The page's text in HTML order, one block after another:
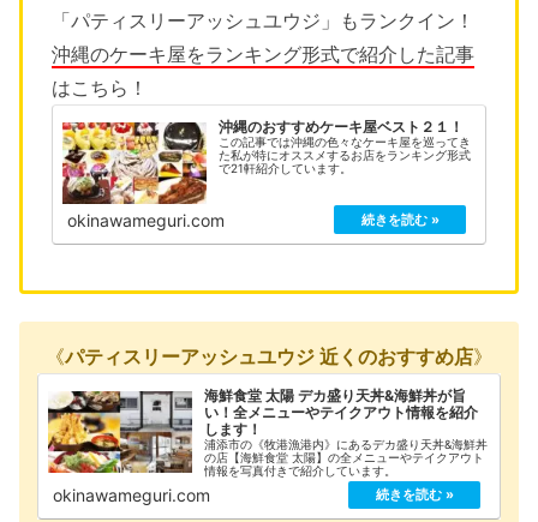
「パティスリーアッシュユウジ」もランクイン！
沖縄のケーキ屋をランキング形式で紹介した記事
はこちら！
沖縄のおすすめケーキ屋ベスト２１！
この記事では沖縄の色々なケーキ屋を巡ってき
た私が特にオススメするお店をランキング形式
で21軒紹介しています。
okinawameguri.com
《パティスリーアッシュユウジ 近くのおすすめ店》
海鮮食堂 太陽 デカ盛り天丼&海鮮丼が旨
い！全メニューやテイクアウト情報を紹介
します！
浦添市の《牧港漁港内》にあるデカ盛り天丼&海鮮丼
の店【海鮮食堂 太陽】の全メニューやテイクアウト
情報を写真付きで紹介しています。
okinawameguri.com